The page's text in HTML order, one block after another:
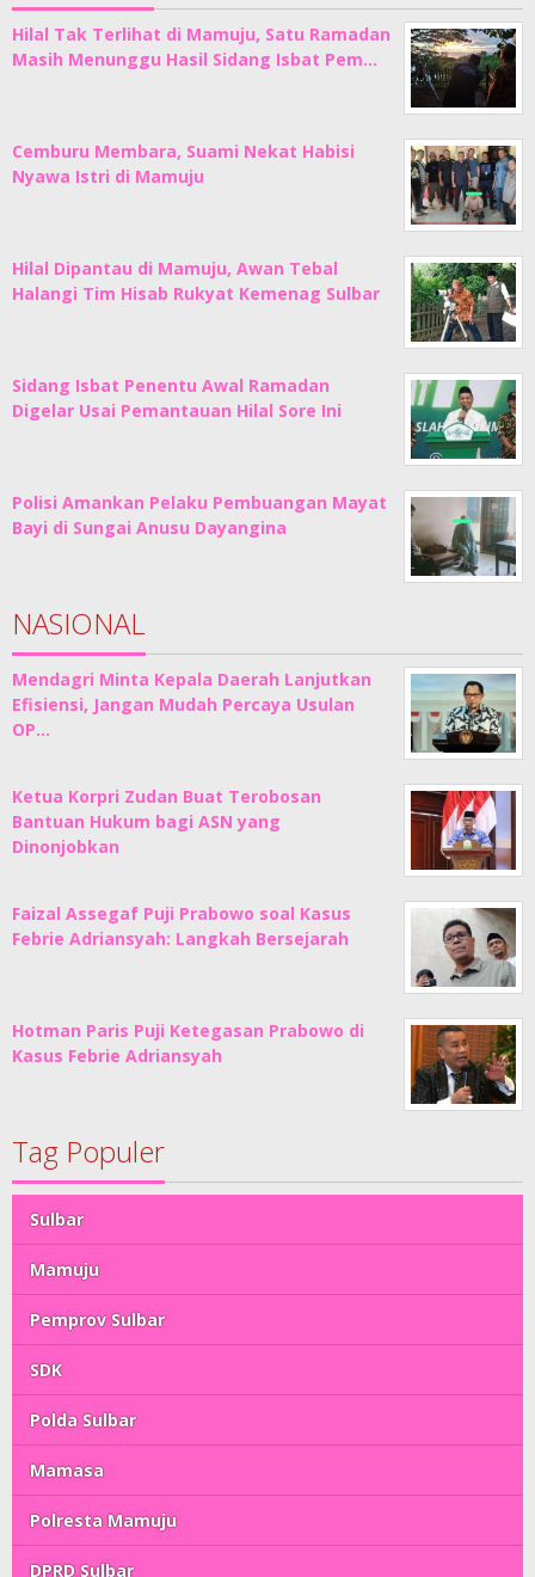
Hilal Tak Terlihat di Mamuju, Satu Ramadan
Masih Menunggu Hasil Sidang Isbat Pem…
Cemburu Membara, Suami Nekat Habisi
Nyawa Istri di Mamuju
Hilal Dipantau di Mamuju, Awan Tebal
Halangi Tim Hisab Rukyat Kemenag Sulbar
Sidang Isbat Penentu Awal Ramadan
Digelar Usai Pemantauan Hilal Sore Ini
Polisi Amankan Pelaku Pembuangan Mayat
Bayi di Sungai Anusu Dayangina
NASIONAL
Mendagri Minta Kepala Daerah Lanjutkan
Efisiensi, Jangan Mudah Percaya Usulan
OP…
Ketua Korpri Zudan Buat Terobosan
Bantuan Hukum bagi ASN yang
Dinonjobkan
Faizal Assegaf Puji Prabowo soal Kasus
Febrie Adriansyah: Langkah Bersejarah
Hotman Paris Puji Ketegasan Prabowo di
Kasus Febrie Adriansyah
Tag Populer
Sulbar
Mamuju
Pemprov Sulbar
SDK
Polda Sulbar
Mamasa
Polresta Mamuju
DPRD Sulbar